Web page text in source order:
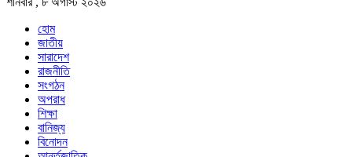
হোম
জাতীয়
সারাদেশ
রাজনীতি
সংগঠন
অপরাধ
শিক্ষা
বানিজ্য
বিনোদন